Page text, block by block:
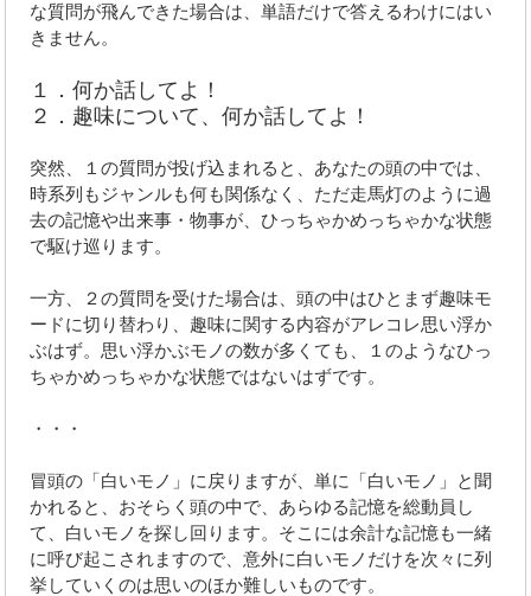
な質問が飛んできた場合は、単語だけで答えるわけにはい
きません。
１．何か話してよ！
２．趣味について、何か話してよ！
突然、１の質問が投げ込まれると、あなたの頭の中では、
時系列もジャンルも何も関係なく、ただ走馬灯のように過
去の記憶や出来事・物事が、ひっちゃかめっちゃかな状態
で駆け巡ります。
一方、２の質問を受けた場合は、頭の中はひとまず趣味モ
ードに切り替わり、趣味に関する内容がアレコレ思い浮か
ぶはず。思い浮かぶモノの数が多くても、１のようなひっ
ちゃかめっちゃかな状態ではないはずです。
・・・
冒頭の「白いモノ」に戻りますが、単に「白いモノ」と聞
かれると、おそらく頭の中で、あらゆる記憶を総動員し
て、白いモノを探し回ります。そこには余計な記憶も一緒
に呼び起こされますので、意外に白いモノだけを次々に列
挙していくのは思いのほか難しいものです。